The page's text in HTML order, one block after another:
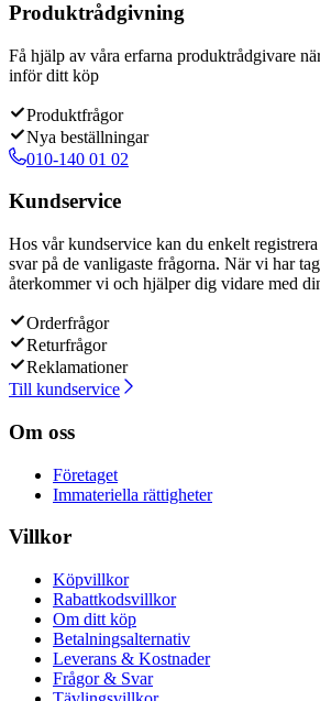
Produktrådgivning
Få hjälp av våra erfarna produktrådgivare
inför ditt köp
Produktfrågor
Nya beställningar
010-140 01 02
Kundservice
Hos vår kundservice kan du enkelt
svar på de vanligaste frågorna. När vi har
återkommer vi och hjälper dig vidare med
Orderfrågor
Returfrågor
Reklamationer
Till kundservice
Om oss
Företaget
Immateriella rättigheter
Villkor
Köpvillkor
Rabattkodsvillkor
Om ditt köp
Betalningsalternativ
Leverans & Kostnader
Frågor & Svar